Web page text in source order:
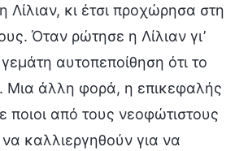
Λίλιαν, κι έτσι προχώρησα στη
Όταν ρώτησε η Λίλιαν γι’
αυτοπεποίθηση ότι το
Μια άλλη φορά, η επικεφαλής
ποιοι από τους νεοφώτιστους
καλλιεργηθούν για να